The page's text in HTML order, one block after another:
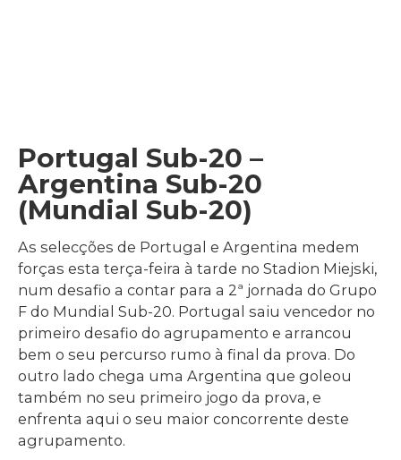
Portugal Sub-20 –
Argentina Sub-20
(Mundial Sub-20)
As selecções de Portugal e Argentina medem
forças esta terça-feira à tarde no Stadion Miejski,
num desafio a contar para a 2ª jornada do Grupo
F do Mundial Sub-20. Portugal saiu vencedor no
primeiro desafio do agrupamento e arrancou
bem o seu percurso rumo à final da prova. Do
outro lado chega uma Argentina que goleou
também no seu primeiro jogo da prova, e
enfrenta aqui o seu maior concorrente deste
agrupamento.